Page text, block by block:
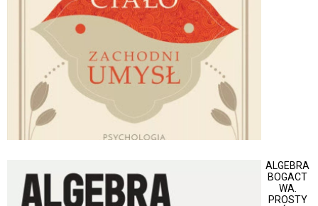
ALGEBRA
BOGACT
WA.
PROSTY